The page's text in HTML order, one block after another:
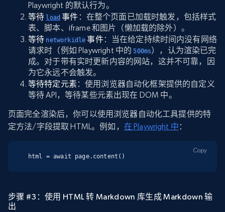
Playwright 的默认行为。
等待load 事件 ：在整个页面已加载时触发，包括样式
表、脚本、iframe 和图片（懒加载的除外）。
等待 networkidle 事件：当在给定持续时间内没有网络
请求时（例如 Playwright 中的500ms），认为渲染已完
成。对于带有实时更新内容的网站，这并不可靠，因
为它永远不会触发。
等待特定元素：使用浏览器自动化框架提供的自定义
等待 API，等待某些元素出现在 DOM 中。
页面完全渲染后，你可以使用浏览器自动化工具提供的特
定方法/字段提取 HTML。例如， 在 Playwright 中 ：
html = await page.content()
Copy
步骤 #3：使用 HTML 转 Markdown 库生成 Markdown 输
出